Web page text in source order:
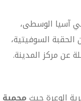
آسيا الوسطى،
السوفيتية،
الوعرة حيثمحمية